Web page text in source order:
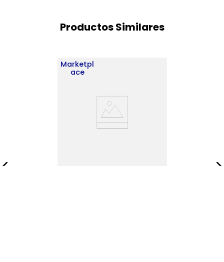
Productos Similares
Marketpl
ace